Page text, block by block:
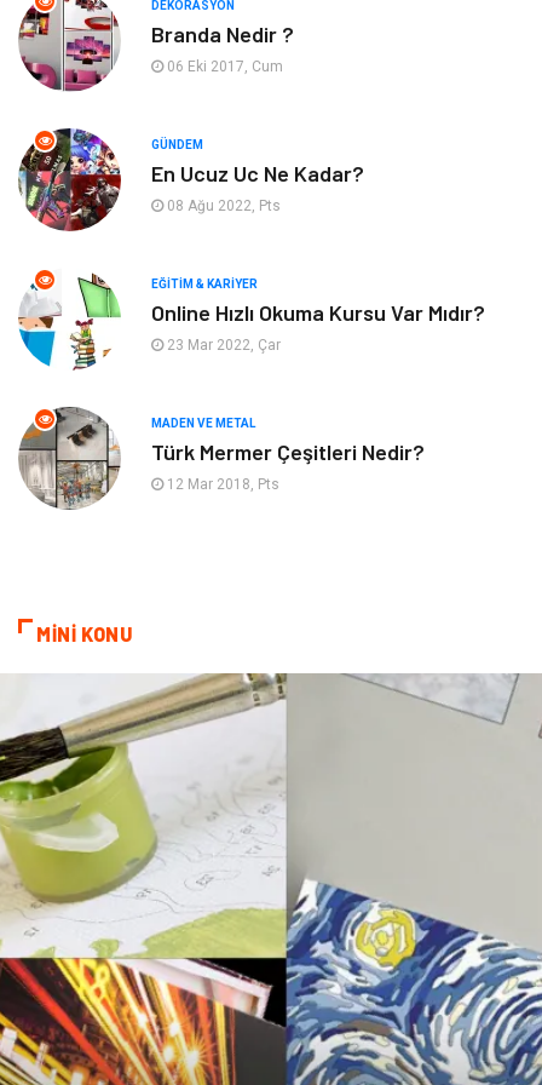
Bahçe Ev Maden ve Metal
Organizasyon Plastik
Emlak
Finans & Ekonomi
Endüstriyel Ürünler
Aksesuar
Nakliyat
Kiralama Servisleri
Çadır
Spor Malzemeleri
Moda İthalat İhracat
Bakım
DEKORASYON
Branda Nedir ?
06 Eki 2017, Cum
GÜNDEM
En Ucuz Uc Ne Kadar?
08 Ağu 2022, Pts
EĞITIM & KARIYER
Online Hızlı Okuma Kursu Var Mıdır?
23 Mar 2022, Çar
MADEN VE METAL
Türk Mermer Çeşitleri Nedir?
12 Mar 2018, Pts
MİNİ KONU